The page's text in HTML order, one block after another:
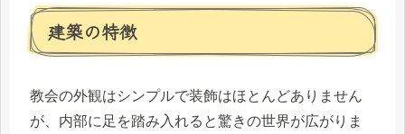
建築の特徴
教会の外観はシンプルで装飾はほとんどありません
が、内部に足を踏み入れると驚きの世界が広がりま